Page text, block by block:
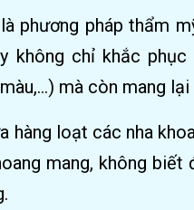
phương pháp thẩm
không chỉ khắc
mà còn mang
hàng loạt các nha
mang, không